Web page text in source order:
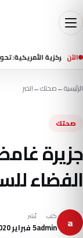
الآن
تحويل مسار 48 سفينة في إطار الحصار على إيران
الرئيسية←صحتك←الخبر
صحتك
جزيرة
الفضاء
a كتب
admin
نُشر
5 فبراير 2020 - 9:48 ص